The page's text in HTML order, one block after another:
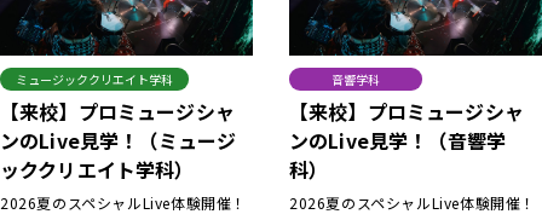
ミュージッククリエイト学科
【来校】プロミュージシャ
ンのLive見学！（ミュージ
ッククリエイト学科）
2026夏のスペシャルLive体験開催！
音響学科
【来校】プロミュージシャ
ンのLive見学！（音響学
科）
2026夏のスペシャルLive体験開催！